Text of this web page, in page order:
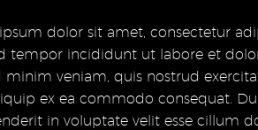
dolor sit amet, consectetur
tempor incididunt ut labore et
minim veniam, quis nostrud
ex ea commodo consequat.
in voluptate velit esse cillum